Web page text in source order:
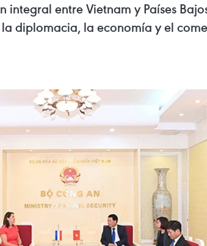
integral entre Vietnam y Países
diplomacia, la economía y el